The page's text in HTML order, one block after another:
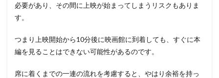
必要があり、その間に上映が始まってしまうリスクもありま
す。
つまり上映開始から10分後に映画館に到着しても、すぐに本
編を見ることはできない可能性があるのです。
席に着くまでの一連の流れを考慮すると、やはり余裕を持っ